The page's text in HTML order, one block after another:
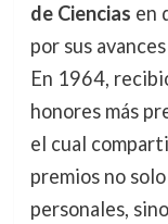
de Ciencias en
por sus
En 1964,
honores más
el cual
premios no
personales,